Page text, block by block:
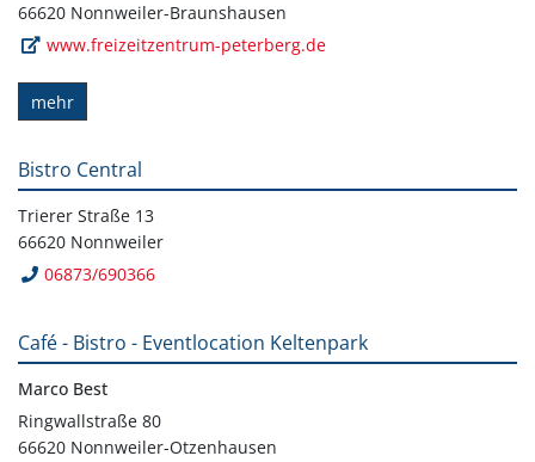
66620 Nonnweiler-Braunshausen
www.freizeitzentrum-peterberg.de
mehr
Bistro Central
Trierer Straße 13
66620 Nonnweiler
06873/690366
Café - Bistro - Eventlocation Keltenpark
Marco Best
Ringwallstraße 80
66620 Nonnweiler-Otzenhausen